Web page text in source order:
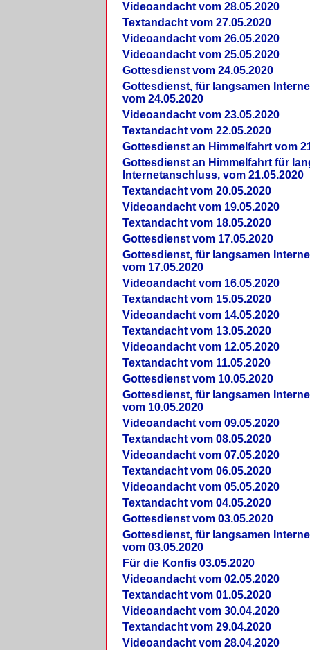
Videoandacht vom 28.05.2020
Textandacht vom 27.05.2020
Videoandacht vom 26.05.2020
Videoandacht vom 25.05.2020
Gottesdienst vom 24.05.2020
Gottesdienst, für langsamen
vom 24.05.2020
Videoandacht vom 23.05.2020
Textandacht vom 22.05.2020
Gottesdienst an Himmelfahrt vom
Gottesdienst an Himmelfahrt für
Internetanschluss, vom 21.05.2020
Textandacht vom 20.05.2020
Videoandacht vom 19.05.2020
Textandacht vom 18.05.2020
Gottesdienst vom 17.05.2020
Gottesdienst, für langsamen
vom 17.05.2020
Videoandacht vom 16.05.2020
Textandacht vom 15.05.2020
Videoandacht vom 14.05.2020
Textandacht vom 13.05.2020
Videoandacht vom 12.05.2020
Textandacht vom 11.05.2020
Gottesdienst vom 10.05.2020
Gottesdienst, für langsamen
vom 10.05.2020
Videoandacht vom 09.05.2020
Textandacht vom 08.05.2020
Videoandacht vom 07.05.2020
Textandacht vom 06.05.2020
Videoandacht vom 05.05.2020
Textandacht vom 04.05.2020
Gottesdienst vom 03.05.2020
Gottesdienst, für langsamen
vom 03.05.2020
Für die Konfis 03.05.2020
Videoandacht vom 02.05.2020
Textandacht vom 01.05.2020
Videoandacht vom 30.04.2020
Textandacht vom 29.04.2020
Videoandacht vom 28.04.2020